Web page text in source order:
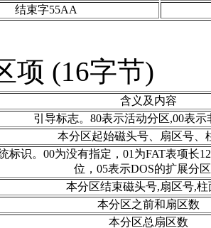
结束字55AA
项 (16字节)
含义及内容
引导标志。80表示活动分区,00表示
本分区起始磁头号、扇区号、
标识。00为没有指定，01为FAT表项长
位，05表示DOS的扩展分
本分区结束磁头号,扇区号,柱
本分区之前和扇区数
本分区总扇区数